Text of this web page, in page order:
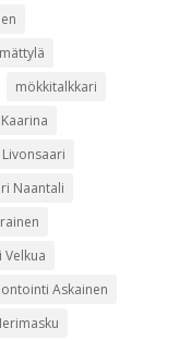
mökkitalkkari
Naantali
Askainen